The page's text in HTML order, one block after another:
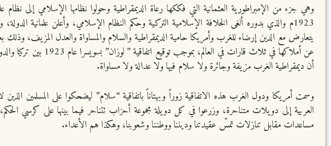
وهي جزء من الإمبراطورية العثمانية التي فككها رعاة الديمقراطية وحولوا نظامها الإسلامي إلى
1923م والذي بدوره ألغى الخلافة الإسلامية التركية وحكم النظام الإسلامي، وأعلن علمانية
يتعارض مع الدين إرضاء للغرب وأمريكا حامية الديمقراطية والسلام والمساواة والعدل المزيف، وذلك
أن ديمقراطية الغرب مزيفة وجائرة ولا سلام فيها ولا عدالة ولا مساواة.
وسمت أمريكا ودول الغرب هذه الاتفاقية زوراً وبهتاناً باتفاقية “سلام” ليضحكوا على المسلمين
العربية إلى دويلات متناحرة، وزرعوا في كل دويلة مجموعة أحزاب تتناحر فيما بينها على كرسي
مساعدات مقابل تنازلات تمسّ عقيدتنا وديننا ووطننا وشعوبنا، وهكذا هم الأعداء.